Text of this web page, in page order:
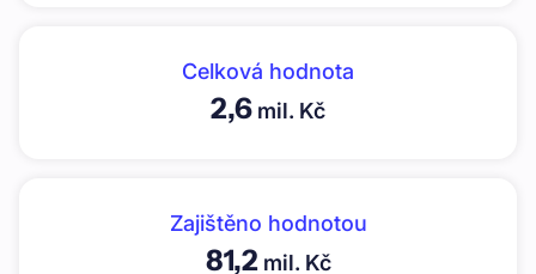
Celková hodnota
2,6 mil. Kč
Zajištěno hodnotou
81,2mil. Kč